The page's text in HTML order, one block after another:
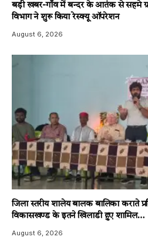
बड़ी खबर-गाँव में बन्दर के आतंक से सहमे
विभाग ने शुरू किया रेस्क्यू ऑपरेशन
August 6, 2026
जिला स्तरीय शालेय बालक बालिका कराते
विकासखण्ड के इतने खिलाडी हुए शामिल…
August 6, 2026